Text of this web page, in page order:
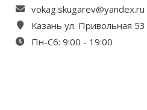
vokag.skugarev@yandex.ru
Казань ул. Привольная 53
Пн-Сб: 9:00 - 19:00